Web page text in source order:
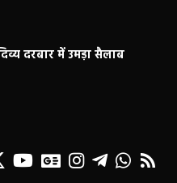
दरबार में उमड़ा सैलाब